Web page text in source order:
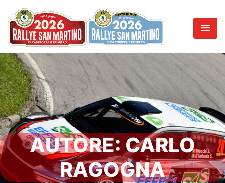
AUTORE: CARLO
RAGOGNA